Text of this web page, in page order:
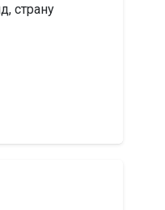
страну